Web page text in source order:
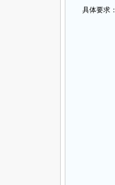
具体要求：